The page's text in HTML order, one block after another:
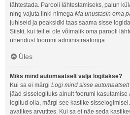
lähtestada. Parooli lähtestamiseks, palun
ning vajuta linki nimega Ma unustasin oma
juhiseid ja peaksidki taas saama sisse
Siiski, kui teil ei ole võimalik oma parooli
ühendust foorumi administraatoriga.
Üles
Miks mind automaatselt välja logitakse?
Kui sa ei märgi Logi mind sisse
jääd sisselogituks ainult foorumi kasutamise
logitud olla, märgi see kastike
avalikes arvutites. Kui sa ei näe seda